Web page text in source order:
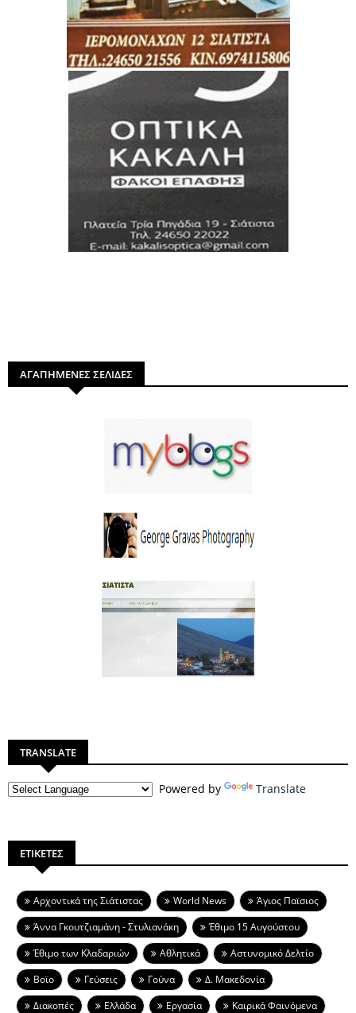
ΑΓΑΠΗΜΕΝΕΣ ΣΕΛΙΔΕΣ
TRANSLATE
Powered by Translate
ΕΤΙΚΕΤΕΣ
Aρχοντικά της Σιάτιστας World News
Άγιος Παϊσιος
Άννα Γκουτζιαμάνη - Στυλιανάκη
Έθιμο 15 Αυγούστου
Έθιμο των Κλαδαριών
Αθλητικά
Αστυνομικό Δελτίο
Βοϊο
Γεύσεις Γούνα
Δ. Μακεδονία
Διακοπές
Ελλάδα Εργασία
Καιρικά Φαινόμενα